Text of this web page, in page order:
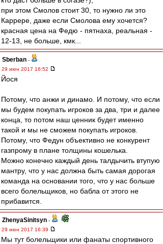
при этом Смолов стоит 30, то нужно ли это
Каррере, даже если Смолова ему хочется?
красная цена на Федю - пятнаха, реальная -
12-13, не больше, кмк...
Sberban -
29 июн 2017 16:52
Йося
Потому, что анжи и динамо. И потому, что если
мы будем покупать игроков за два, три и далее
конца, то потом наш ценник будет именно
такой и мы не сможем покупать игроков.
Потому, что Федун объективно не конкурент
газпрому в плане толщины кошелька.
Можно конечно каждый день талдычить втупую
мантру, что у нас должна быть самая дорогая
команда на основании того, что у нас больше
всего болельщиков, но бабла от этого не
прибавится.
ZhenyaSinitsyn -
29 июн 2017 16:39
Мы тут болельщики или фанаты спортивного